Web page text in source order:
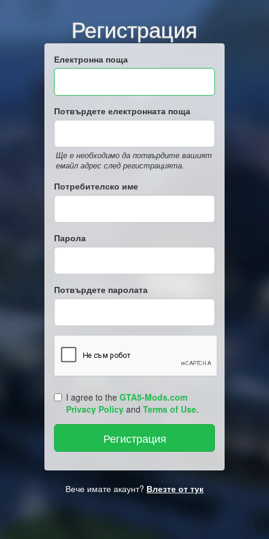
Регистрация
Електронна поща
Потвърдете електронната поща
Ще е необходимо да потвърдите вашият
емайл адрес след регистрацията.
Потребителско име
Парола
Потвърдете паролата
I agree to the GTA5-Mods.com
Privacy Policy and Terms of Use.
Вече имате акаунт? Влезте от тук